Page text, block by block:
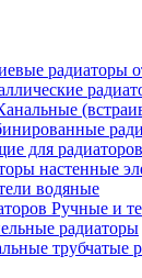
радиаторы
для радиаторов
настенные
водяные
Ручные и
радиаторы
трубчатые